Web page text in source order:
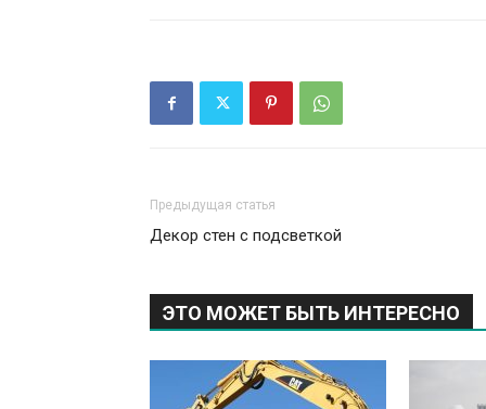
Предыдущая статья
Декор стен с подсветкой
ЭТО МОЖЕТ БЫТЬ ИНТЕРЕСНО